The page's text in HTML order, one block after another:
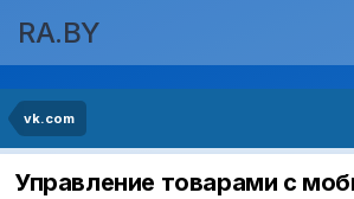
RA.BY
vk.com
Управление товарами с